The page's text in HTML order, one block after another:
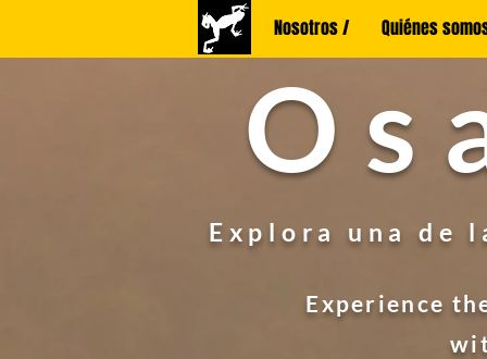
Nosotros / Quiénes
Explora una de
Experience